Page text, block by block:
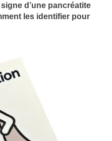
d’une pancréatite
les identifier pour